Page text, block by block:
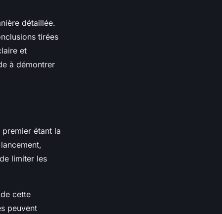
détaillée.
tirées
et
à démontrer
premier étant la
limiter les
cette
peuvent